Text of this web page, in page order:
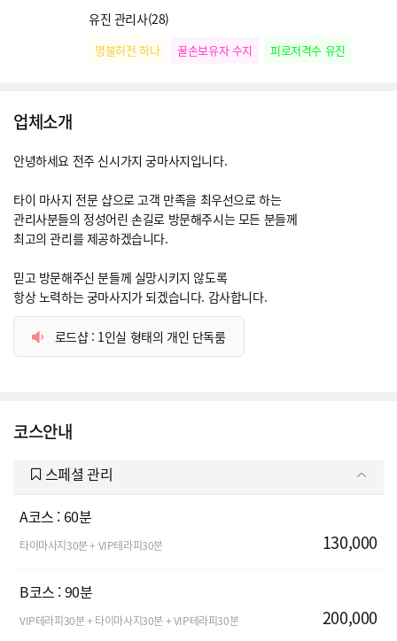
유진 관리사(28)
명불허전 하나 꿀손보유자 수지 피로저격수 유진
업체소개
안녕하세요 전주 신시가지 궁마사지입니다.
타이 마사지 전문 샵으로 고객 만족을 최우선으로 하는
관리사분들의 정성어린 손길로 방문해주시는 모든 분들께
최고의 관리를 제공하겠습니다.
믿고 방문해주신 분들께 실망시키지 않도록
항상 노력하는 궁마사지가 되겠습니다. 감사합니다.
로드샵 : 1인실 형태의 개인 단독룸
코스안내
스페셜 관리
A코스 : 60분
타이마사지30분 + VIP테라피30분 130,000
B코스 : 90분
VIP테라피30분 + 타이마사지30분 + VIP테라피30분 200,000